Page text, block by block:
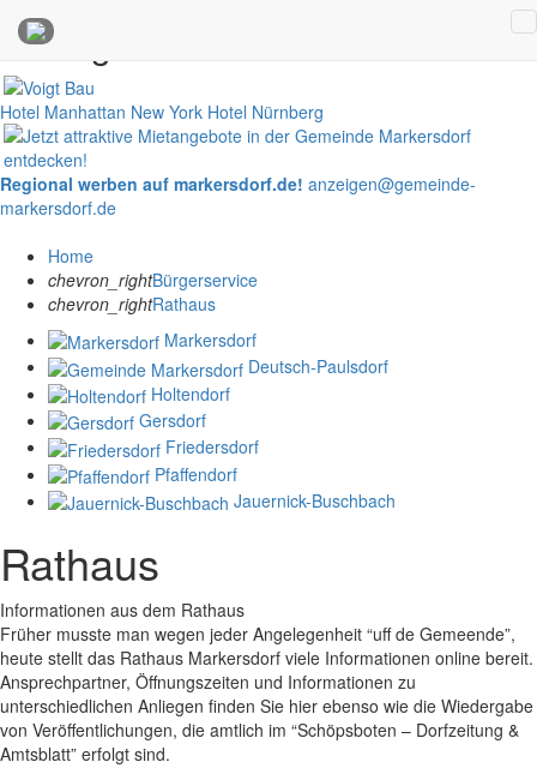
Anzeigen
Hotel Manhattan New York Hotel Nürnberg
Regional werben auf markersdorf.de! anzeigen@gemeinde-
markersdorf.de
Home
chevron_rightBürgerservice
chevron_rightRathaus
Markersdorf
Deutsch-Paulsdorf
Holtendorf
Gersdorf
Friedersdorf
Pfaffendorf
Jauernick-Buschbach
Rathaus
Informationen aus dem Rathaus
Früher musste man wegen jeder Angelegenheit “uff de Gemeende”,
heute stellt das Rathaus Markersdorf viele Informationen online bereit.
Ansprechpartner, Öffnungszeiten und Informationen zu
unterschiedlichen Anliegen finden Sie hier ebenso wie die Wiedergabe
von Veröffentlichungen, die amtlich im “Schöpsboten – Dorfzeitung &
Amtsblatt” erfolgt sind.